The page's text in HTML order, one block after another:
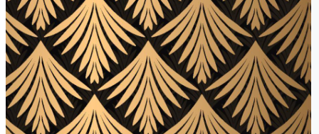
Vecteurs
Vidéos
Motion graphics
Images Éditoriales
Événements Éditoriaux